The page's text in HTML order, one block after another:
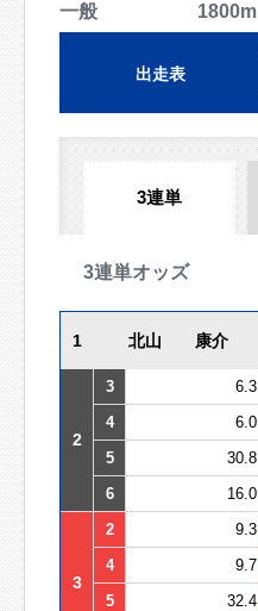
一般 1800m
出走表
3連単
3連単オッズ
1 北山 康介
2
3 6.3
4
6.0
5
30.8
6
16.0
3
2 9.3
4
9.7
5
32.4